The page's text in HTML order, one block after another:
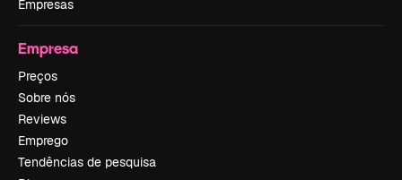
Empresas
Empresa
Preços
Sobre nós
Reviews
Emprego
Tendências de pesquisa